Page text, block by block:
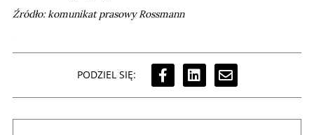
Źródło: komunikat prasowy Rossmann
PODZIEL SIĘ: